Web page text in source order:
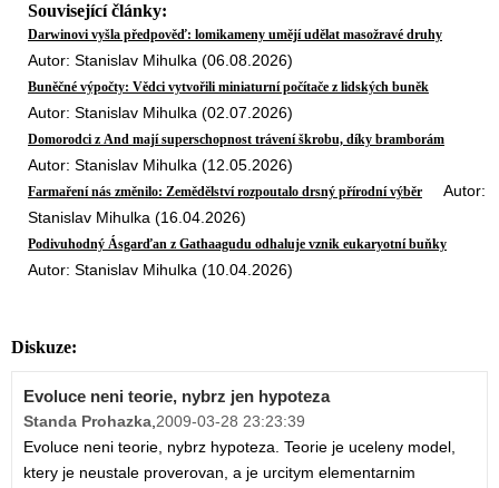
Související články:
Darwinovi vyšla předpověď: lomikameny umějí udělat masožravé druhy
Autor: Stanislav Mihulka (06.08.2026)
Buněčné výpočty: Vědci vytvořili miniaturní počítače z lidských buněk
Autor: Stanislav Mihulka (02.07.2026)
Domorodci z And mají superschopnost trávení škrobu, díky bramborám
Autor: Stanislav Mihulka (12.05.2026)
Farmaření nás změnilo: Zemědělství rozpoutalo drsný přírodní výběr Autor:
Stanislav Mihulka (16.04.2026)
Podivuhodný Ásgarďan z Gathaagudu odhaluje vznik eukaryotní buňky
Autor: Stanislav Mihulka (10.04.2026)
Diskuze:
Evoluce neni teorie, nybrz jen hypoteza
Standa Prohazka,2009-03-28 23:23:39
Evoluce neni teorie, nybrz hypoteza. Teorie je uceleny model,
ktery je neustale proverovan, a je urcitym elementarnim